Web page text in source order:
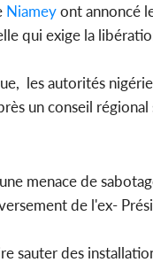
Niameyont annoncé
qui exige la
les autorités
un conseil
menace de
de l'ex-
sauter des